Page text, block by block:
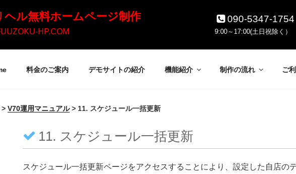
ヘル無料ホームページ制作
HP.COM
090-5347-1754
9:00～17:00(土日祝除く）
料金のご案内 デモサイトの紹介 機能紹介 制作の流れ ご
> V70運用マニュアル> 11. スケジュール一括更新
11. スケジュール一括更新
スケジュール一括更新ページをアクセスすることにより、設定した自店の